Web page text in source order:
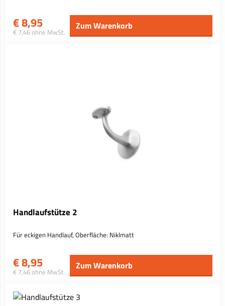
€8,95
€ 7,46 ohne MwSt.
Zum Warenkorb
Handlaufstütze 2
Für eckigen Handlauf, Oberfläche: Niklmatt
€8,95
€ 7,46 ohne MwSt.
Zum Warenkorb